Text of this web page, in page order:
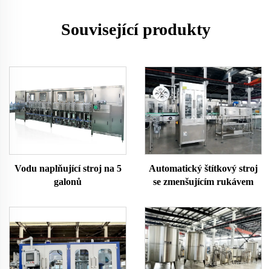
Související produkty
Vodu naplňující stroj na 5
galonů
Automatický štítkový stroj
se zmenšujícím rukávem